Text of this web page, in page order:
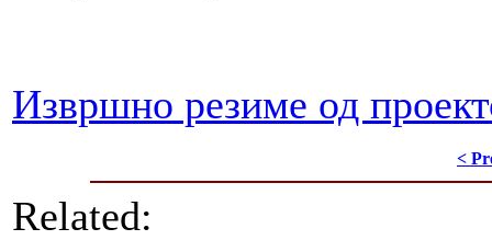
Извршно резиме од
<
Related: